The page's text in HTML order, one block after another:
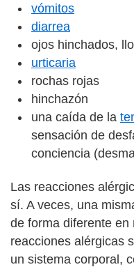
vómitos
diarrea
ojos hinchados,
urticaria
rochas rojas
hinchazón
una caída de la
sensación de
conciencia
Las reacciones
sí. A veces, una
de forma diferente en
reacciones alérgicas
un sistema corporal,